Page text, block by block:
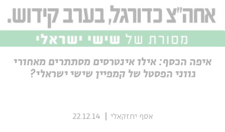
איפה הכסף: אילו אינטרסים מסתתרים מאחורי
גווני הפסטל של קמפיין שישי ישראלי?
אסף יחזקאלי 22.12.14